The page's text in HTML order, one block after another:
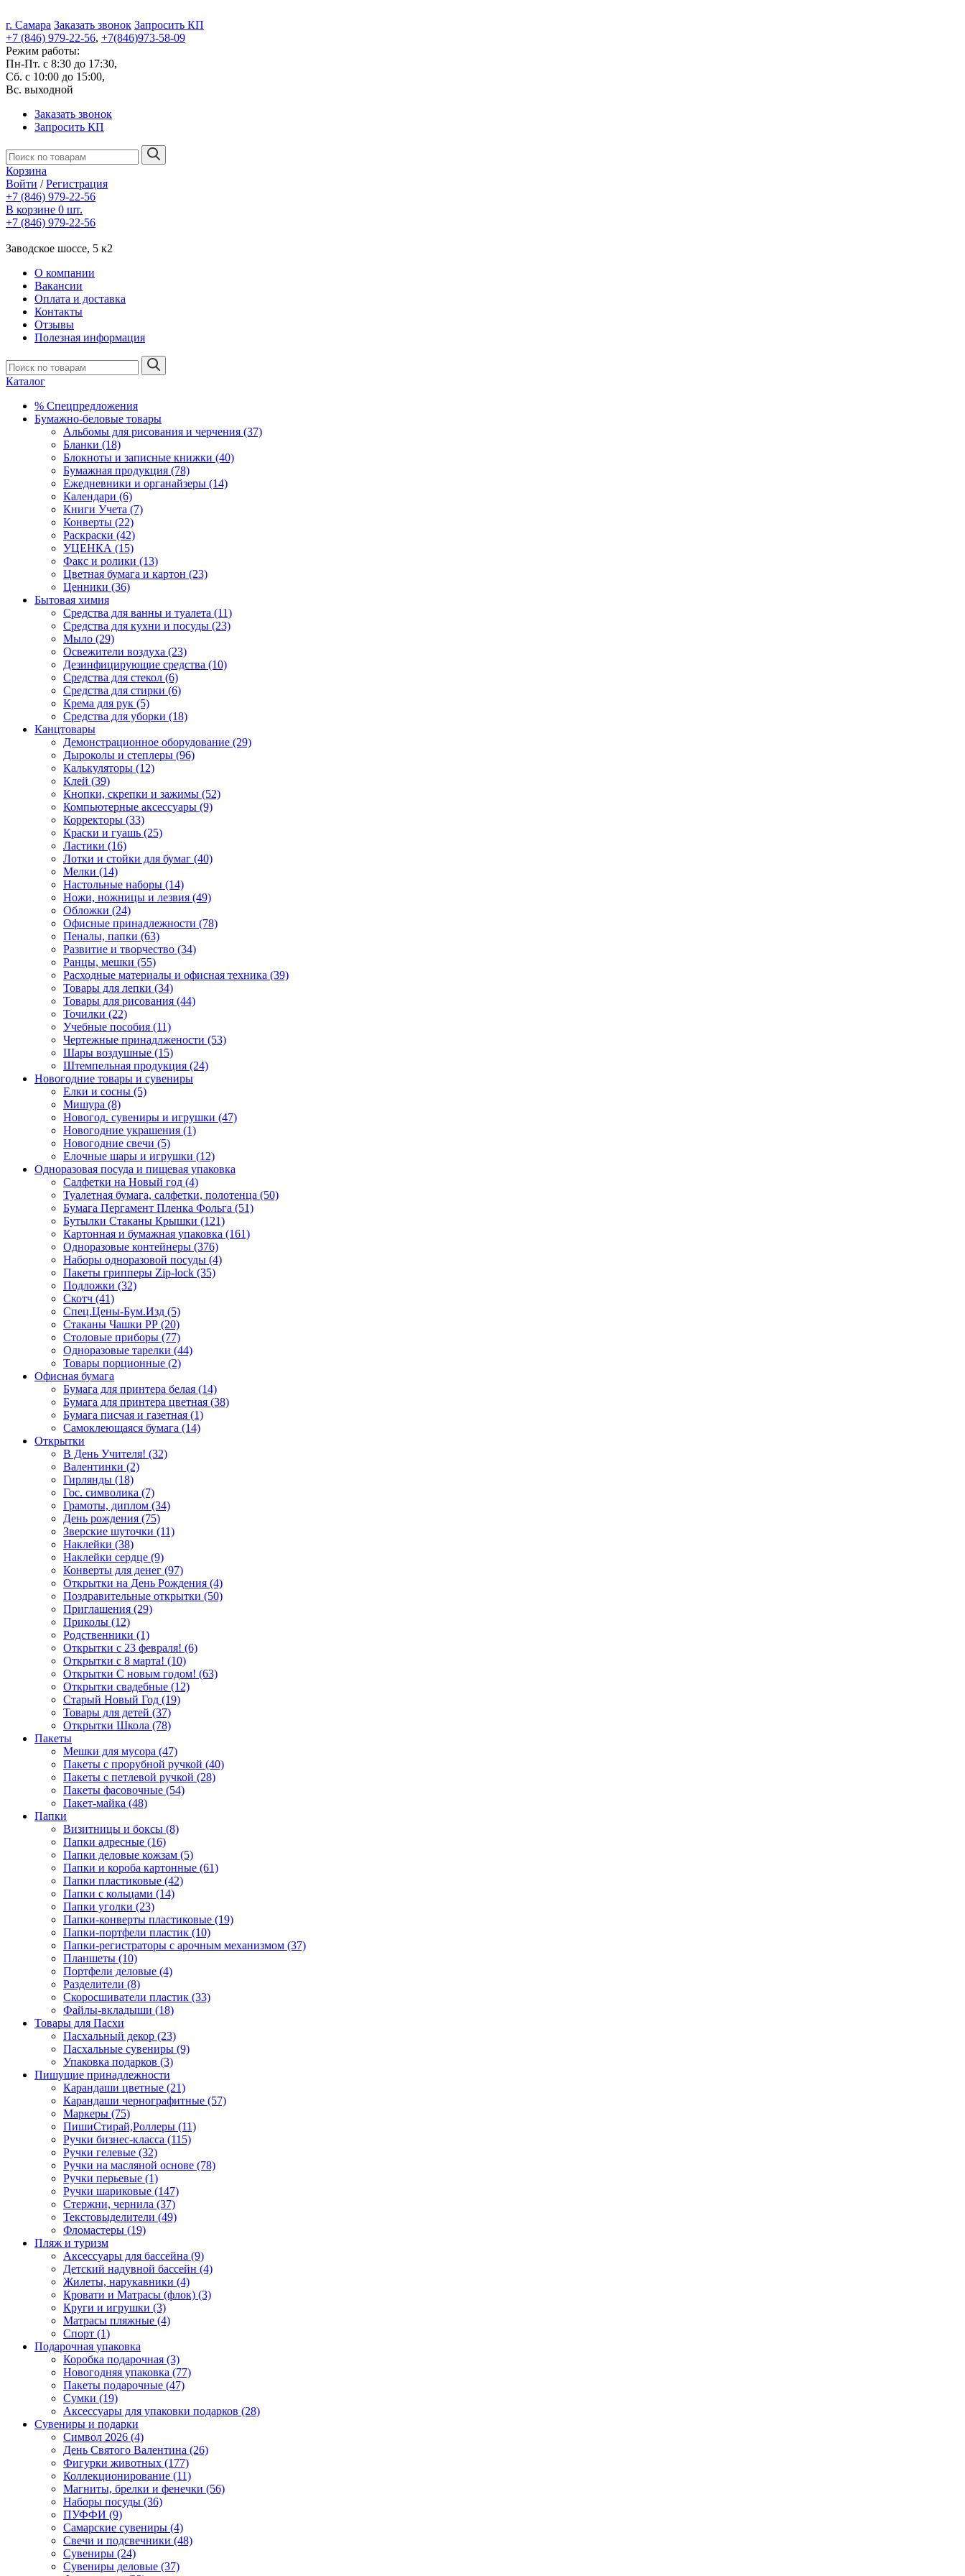
г. Самара Заказать звонок Запросить КП
+7 (846) 979-22-56, +7(846)973-58-09
Режим работы:
Пн-Пт. с 8:30 до 17:30,
Сб. с 10:00 до 15:00,
Вс. выходной
Заказать звонок
Запросить КП
Корзина
Войти /Регистрация
+7 (846) 979-22-56
В корзине 0 шт.
+7 (846) 979-22-56
Заводское шоссе, 5 к2
О компании
Вакансии
Оплата и доставка
Контакты
Отзывы
Полезная информация
Каталог
% Спецпредложения
Бумажно-беловые товары
Альбомы для рисования и черчения (37)
Бланки (18)
Блокноты и записные книжки (40)
Бумажная продукция (78)
Ежедневники и органайзеры (14)
Календари (6)
Книги Учета (7)
Конверты (22)
Раскраски (42)
УЦЕНКА (15)
Факс и ролики (13)
Цветная бумага и картон (23)
Ценники (36)
Бытовая химия
Средства для ванны и туалета (11)
Средства для кухни и посуды (23)
Мыло (29)
Освежители воздуха (23)
Дезинфицирующие средства (10)
Средства для стекол (6)
Средства для стирки (6)
Крема для рук (5)
Средства для уборки (18)
Канцтовары
Демонстрационное оборудование (29)
Дыроколы и степлеры (96)
Калькуляторы (12)
Клей (39)
Кнопки, скрепки и зажимы (52)
Компьютерные аксессуары (9)
Корректоры (33)
Краски и гуашь (25)
Ластики (16)
Лотки и стойки для бумаг (40)
Мелки (14)
Настольные наборы (14)
Ножи, ножницы и лезвия (49)
Обложки (24)
Офисные принадлежности (78)
Пеналы, папки (63)
Развитие и творчество (34)
Ранцы, мешки (55)
Расходные материалы и офисная техника (39)
Товары для лепки (34)
Товары для рисования (44)
Точилки (22)
Учебные пособия (11)
Чертежные принадлжености (53)
Шары воздушные (15)
Штемпельная продукция (24)
Новогодние товары и сувениры
Елки и сосны (5)
Мишура (8)
Новогод. сувениры и игрушки (47)
Новогодние украшения (1)
Новогодние свечи (5)
Елочные шары и игрушки (12)
Одноразовая посуда и пищевая упаковка
Салфетки на Новый год (4)
Туалетная бумага, салфетки, полотенца (50)
Бумага Пергамент Пленка Фольга (51)
Бутылки Стаканы Крышки (121)
Картонная и бумажная упаковка (161)
Одноразовые контейнеры (376)
Наборы одноразовой посуды (4)
Пакеты грипперы Zip-lock (35)
Подложки (32)
Скотч (41)
Спец.Цены-Бум.Изд (5)
Стаканы Чашки РР (20)
Столовые приборы (77)
Одноразовые тарелки (44)
Товары порционные (2)
Офисная бумага
Бумага для принтера белая (14)
Бумага для принтера цветная (38)
Бумага писчая и газетная (1)
Самоклеющаяся бумага (14)
Открытки
В День Учителя! (32)
Валентинки (2)
Гирлянды (18)
Гос. символика (7)
Грамоты, диплом (34)
День рождения (75)
Зверские шуточки (11)
Наклейки (38)
Наклейки сердце (9)
Конверты для денег (97)
Открытки на День Рождения (4)
Поздравительные открытки (50)
Приглашения (29)
Приколы (12)
Родственники (1)
Открытки с 23 февраля! (6)
Открытки с 8 марта! (10)
Открытки С новым годом! (63)
Открытки свадебные (12)
Старый Новый Год (19)
Товары для детей (37)
Открытки Школа (78)
Пакеты
Мешки для мусора (47)
Пакеты с прорубной ручкой (40)
Пакеты с петлевой ручкой (28)
Пакеты фасовочные (54)
Пакет-майка (48)
Папки
Визитницы и боксы (8)
Папки адресные (16)
Папки деловые кожзам (5)
Папки и короба картонные (61)
Папки пластиковые (42)
Папки с кольцами (14)
Папки уголки (23)
Папки-конверты пластиковые (19)
Папки-портфели пластик (10)
Папки-регистраторы с арочным механизмом (37)
Планшеты (10)
Портфели деловые (4)
Разделители (8)
Скоросшиватели пластик (33)
Файлы-вкладыши (18)
Товары для Пасхи
Пасхальный декор (23)
Пасхальные сувениры (9)
Упаковка подарков (3)
Пишущие принадлежности
Карандаши цветные (21)
Карандаши чернографитные (57)
Маркеры (75)
ПишиСтирай,Роллеры (11)
Ручки бизнес-класса (115)
Ручки гелевые (32)
Ручки на масляной основе (78)
Ручки перьевые (1)
Ручки шариковые (147)
Стержни, чернила (37)
Текстовыделители (49)
Фломастеры (19)
Пляж и туризм
Аксессуары для бассейна (9)
Детский надувной бассейн (4)
Жилеты, нарукавники (4)
Кровати и Матрасы (флок) (3)
Круги и игрушки (3)
Матрасы пляжные (4)
Спорт (1)
Подарочная упаковка
Коробка подарочная (3)
Новогодняя упаковка (77)
Пакеты подарочные (47)
Сумки (19)
Аксессуары для упаковки подарков (28)
Сувениры и подарки
Символ 2026 (4)
День Святого Валентина (26)
Фигурки животных (177)
Коллекционирование (11)
Магниты, брелки и фенечки (56)
Наборы посуды (36)
ПУФФИ (9)
Самарские сувениры (4)
Свечи и подсвечники (48)
Сувениры (24)
Сувениры деловые (37)